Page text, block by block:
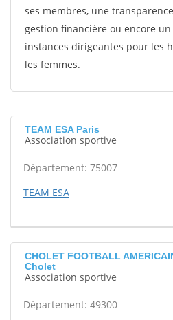
ses membres, une
gestion financière ou encore un
instances dirigeantes pour les
les femmes.
TEAM ESA Paris
Association sportive
Département: 75007
TEAM ESA
CHOLET FOOTBALL
Cholet
Association sportive
Département: 49300